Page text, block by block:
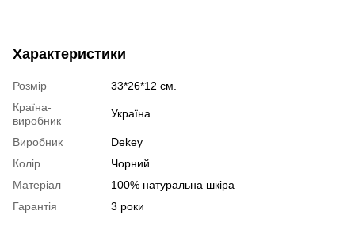
Характеристики
Розмір
33*26*12 см.
Країна-
виробник
Україна
Виробник
Dekey
Колір
Чорний
Матеріал
100% натуральна шкіра
Гарантія
3 роки